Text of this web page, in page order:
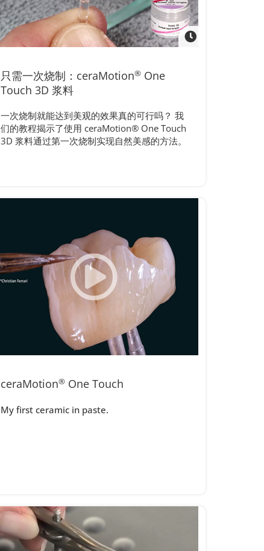
只需一次烧制：ceraMotion®One
Touch 3D 浆料
一次烧制就能达到美观的效果真的可行吗？ 我
们的教程揭示了使用 ceraMotion® One Touch
3D 浆料通过第一次烧制实现自然美感的方法。
ceraMotion®One Touch
My first ceramic in paste.